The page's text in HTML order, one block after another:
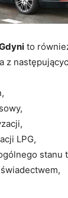
to
z
LPG,
stanu